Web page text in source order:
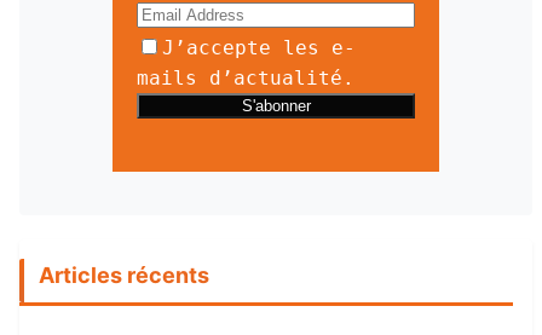
J’accepte les e-
mails d’actualité.
Articles récents